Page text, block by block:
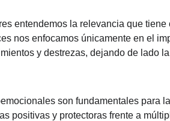
entendemos la relevancia que
nos enfocamos únicamente en el
y destrezas, dejando de lado
son fundamentales para
positivas y protectoras frente a